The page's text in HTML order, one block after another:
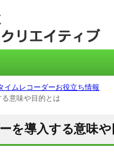
イムレコーダーお役立ち情報
意味や目的とは
を導入する意味や